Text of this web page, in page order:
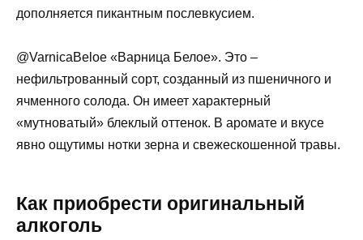
дополняется пикантным послевкусием.
@VarnicaBeloe «Варница Белое». Это –
нефильтрованный сорт, созданный из пшеничного и
ячменного солода. Он имеет характерный
«мутноватый» блеклый оттенок. В аромате и вкусе
явно ощутимы нотки зерна и свежескошенной травы.
Как приобрести оригинальный
алкоголь